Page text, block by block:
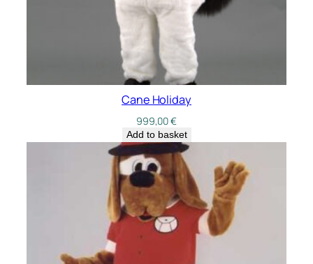
Cane Holiday
999,00€
Add to basket